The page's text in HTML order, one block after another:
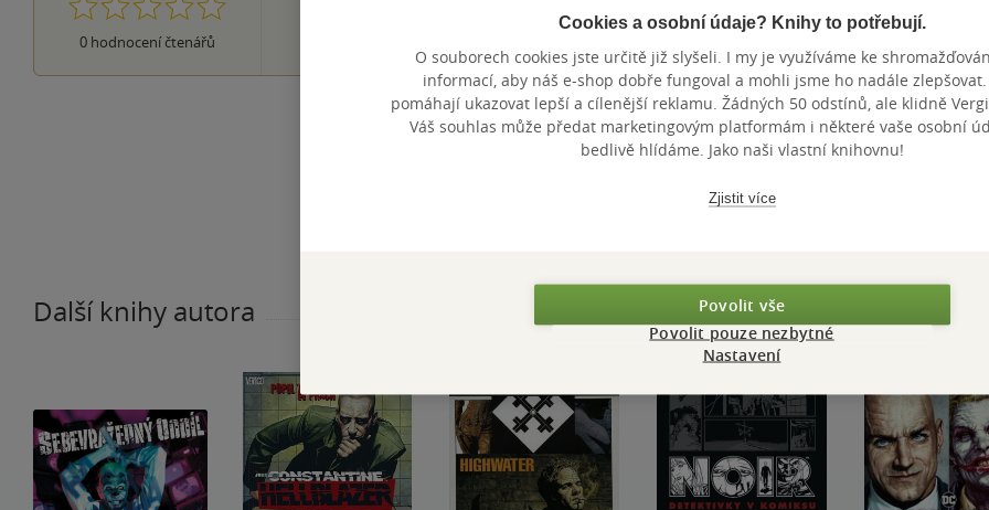
0 hodnocení čtenářů
Další knihy autora
Cookies a osobní údaje? Knihy to potřebují.
O souborech cookies jste určitě již slyšeli. I my je využíváme ke
informací, aby náš e-shop dobře fungoval a mohli jsme ho nadále zlepšovat.
pomáhají ukazovat lepší a cílenější reklamu. Žádných 50 odstínů, ale klidně
Váš souhlas může předat marketingovým platformám i některé vaše osobní
bedlivě hlídáme. Jako naši vlastní knihovnu!
Zjistit více
Povolit vše
Povolit pouze nezbytné
Nastavení